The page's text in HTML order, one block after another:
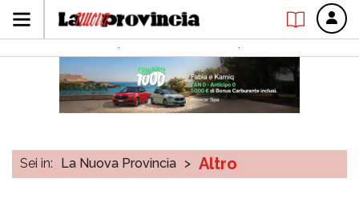
Sei in: La Nuova Provincia > Altro